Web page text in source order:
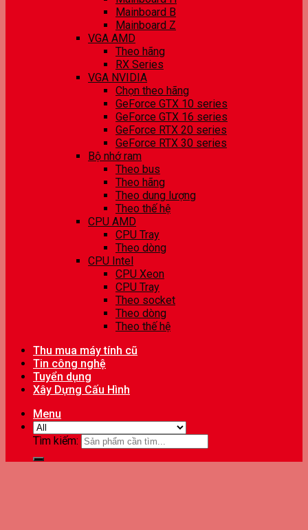
Mainboard B
Mainboard Z
VGA AMD
Theo hãng
RX Series
VGA NVIDIA
Chọn theo hãng
GeForce GTX 10 series
GeForce GTX 16 series
GeForce RTX 20 series
GeForce RTX 30 series
Bộ nhớ ram
Theo bus
Theo hãng
Theo dung lượng
Theo thế hệ
CPU AMD
CPU Tray
Theo dòng
CPU Intel
CPU Xeon
CPU Tray
Theo socket
Theo dòng
Theo thế hệ
Thu mua máy tính cũ
Tin công nghệ
Tuyển dụng
Xây Dựng Cấu Hình
Menu
Tìm kiếm: